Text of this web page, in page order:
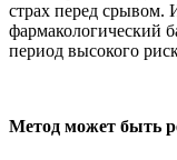
страх перед срывом.
фармакологический
период высокого
Метод может быть